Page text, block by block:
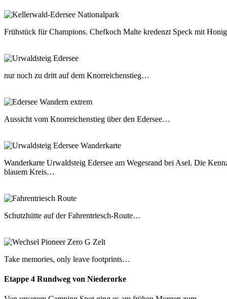
Frühstück für Champions. Chefkoch Malte kredenzt Speck mit
nur noch zu dritt auf dem Knorreichenstieg…
Aussicht vom Knorreichenstieg über den Edersee…
Wanderkarte Urwaldsteig Edersee am Wegesrand bei Asel. Die
blauem Kreis…
Schutzhütte auf der Fahrentriesch-Route…
Take memories, only leave footprints…
Etappe 4 Rundweg von Niederorke